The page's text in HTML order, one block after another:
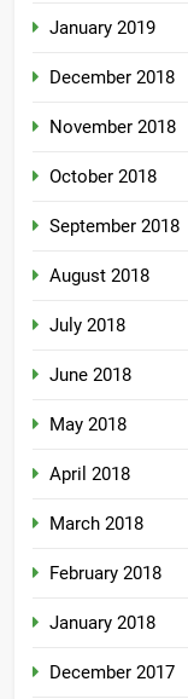
January 2019
December 2018
November 2018
October 2018
September 2018
August 2018
July 2018
June 2018
May 2018
April 2018
March 2018
February 2018
January 2018
December 2017